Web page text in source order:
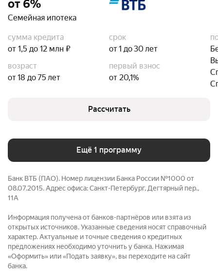
от 6%
Семейная ипотека
сумма кредита
от 1,5 до 12 млн ₽
срок
от 1 до 30 лет
возраст
от 18 до 75 лет
первый взнос
от 20,1%
Рассчитать
Ещё 1 программу
Банк ВТБ (ПАО). Номер лицензии Банка России №1000 от
08.07.2015. Адрес офиса: Санкт-Петербург, Дегтярный пер.,
11А
Информация получена от банков-партнёров или взята из
открытых источников. Указанные сведения носят справочный
характер. Актуальные и точные сведения о кредитных
предложениях необходимо уточнить у банка. Нажимая
«Оформить» или «Подать заявку», вы переходите на сайт
банка.